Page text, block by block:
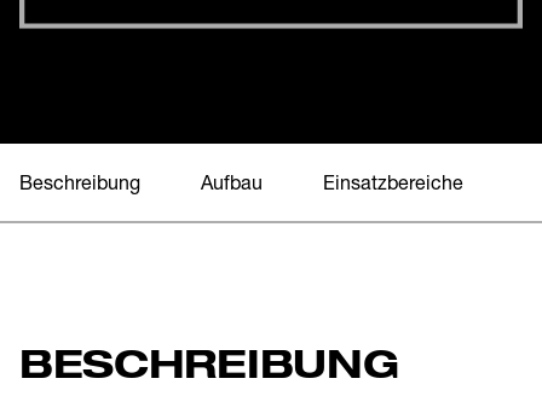
Beschreibung Aufbau Einsatzbereiche
BESCHREIBUNG